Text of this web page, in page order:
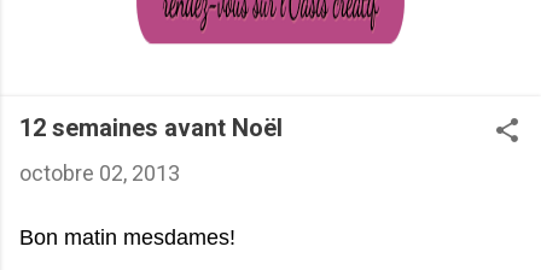
12 semaines avant Noël
octobre 02, 2013
Bon matin mesdames!